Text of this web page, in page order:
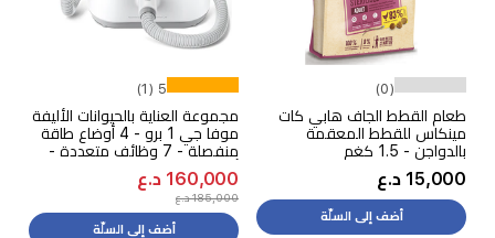
(0)
طعام القطط الجاف هابي كات
مينكاس للقطط المعقمة
بالدواجن - 1.5 كغم
15,000 د.ع
أضف إلى السلّة
5 (1)
مجموعة العناية بالحيوانات الأليفة
موفا جي 1 برو - 4 أوضاع طاقة
منفصلة - 7 وظائف متعددة -
أبيض
160,000 د.ع
185,000 د.ع
أضف إلى السلّة